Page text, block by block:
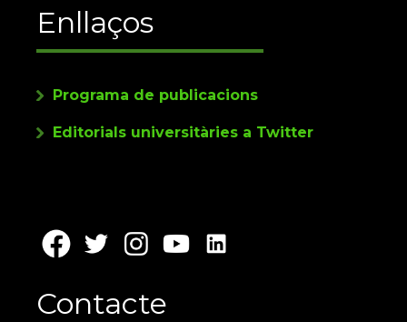
Enllaços
Programa de publicacions
Editorials universitàries a Twitter
Contacte